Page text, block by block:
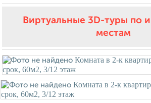
Виртуальные 3D-туры по
местам